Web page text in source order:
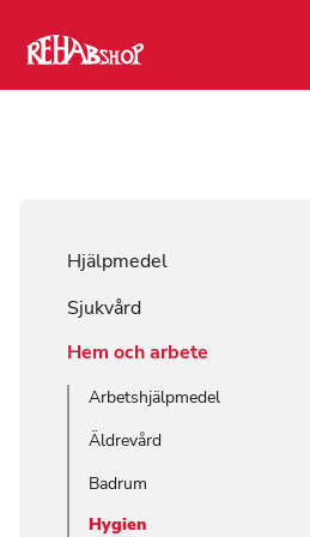
Hjälpmedel
Sjukvård
Hem och arbete
Arbetshjälpmedel
Äldrevård
Badrum
Hygien